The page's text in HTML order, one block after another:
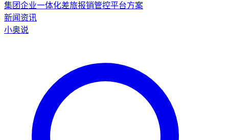
集团企业一体化差旅报销管控平台方案
新闻资讯
小奥说